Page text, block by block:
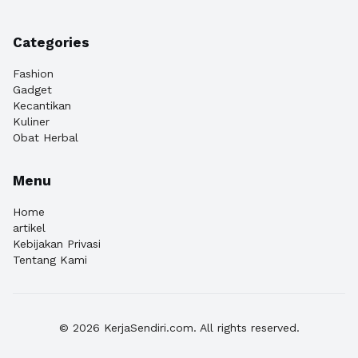
Categories
Fashion
Gadget
Kecantikan
Kuliner
Obat Herbal
Menu
Home
artikel
Kebijakan Privasi
Tentang Kami
© 2026 KerjaSendiri.com. All rights reserved.